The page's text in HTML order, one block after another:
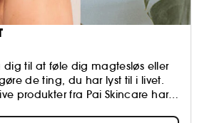
dig til at føle dig magtesløs eller
de ting, du har lyst til i livet.
produkter fra Pai Skincare har
med at få kontrol over deres